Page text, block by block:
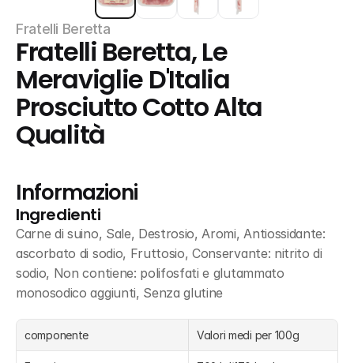
Fratelli Beretta
Fratelli Beretta, Le
Meraviglie D'Italia
Prosciutto Cotto Alta
Qualità
Informazioni
Ingredienti
Carne di suino, Sale, Destrosio, Aromi, Antiossidante:
ascorbato di sodio, Fruttosio, Conservante: nitrito di
sodio, Non contiene: polifosfati e glutammato
monosodico aggiunti, Senza glutine
componente Valori medi per 100g